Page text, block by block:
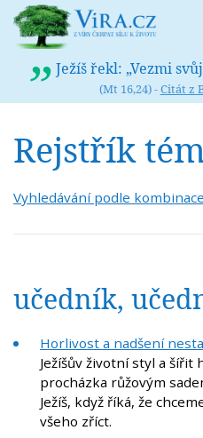
Ježíš řekl: „Vezmi
(Mt 16,24) -Citát z
Rejstřík
Vyhledávání podle
učedník,
Horlivost a nadšení
Ježíšův životní styl a šířit
procházka růžovým
Ježíš, když říká, že
všeho zříct.